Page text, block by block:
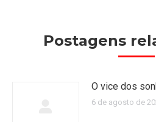
Postagens
O vice dos
6 de agosto de